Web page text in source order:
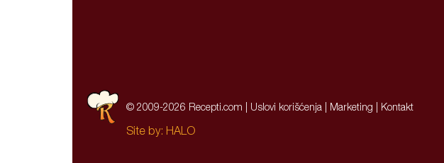
© 2009-2026 Recepti.com | Uslovi korišćenja Marketing Kontakt
Site by: HALO